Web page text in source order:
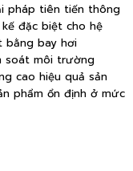
pháp tiên tiến thông
đặc biệt cho hệ
bằng bay hơi
soát môi trường
cao hiệu quả sản
phẩm ổn định ở mức